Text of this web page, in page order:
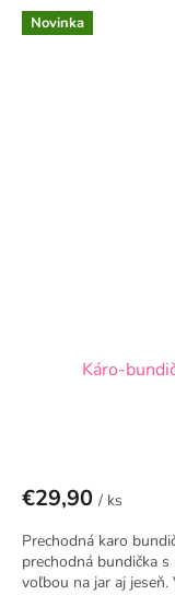
Novinka
Káro-
€29,90 / ks
Prechodná karo
prechodná bundička
voľbou na jar aj